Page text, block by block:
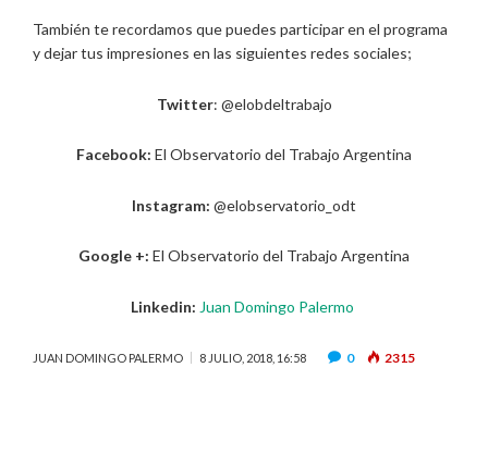
También te recordamos que puedes participar en el programa
y dejar tus impresiones en las siguientes redes sociales;
Twitter: @elobdeltrabajo
Facebook: El Observatorio del Trabajo Argentina
Instagram: @elobservatorio_odt
Google +: El Observatorio del Trabajo Argentina
Linkedin: Juan Domingo Palermo
JUAN DOMINGO PALERMO 8 JULIO, 2018, 16:58 0 2315